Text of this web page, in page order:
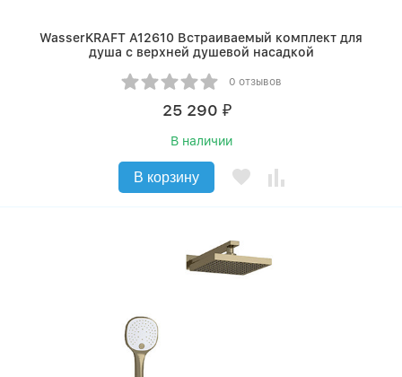
WasserKRAFT A12610 Встраиваемый комплект для
душа с верхней душевой насадкой
0 отзывов
25 290 ₽
В наличии
В корзину